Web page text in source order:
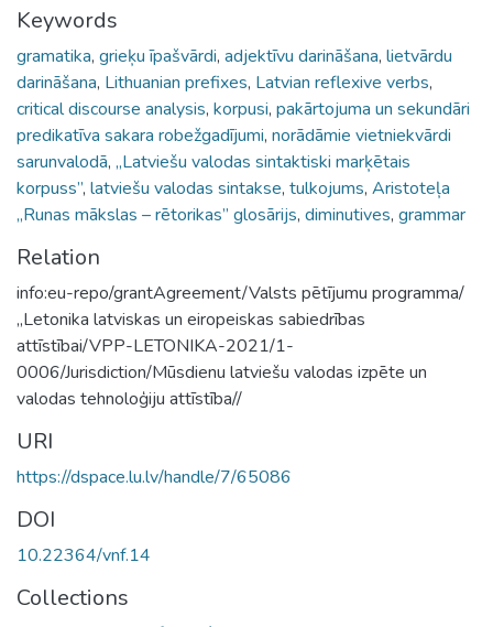
Keywords
gramatika, grieķu īpašvārdi, adjektīvu darināšana, lietvārdu
darināšana, Lithuanian prefixes, Latvian reflexive verbs,
critical discourse analysis, korpusi, pakārtojuma un sekundāri
predikatīva sakara robežgadījumi, norādāmie vietniekvārdi
sarunvalodā, „Latviešu valodas sintaktiski marķētais
korpuss”, latviešu valodas sintakse, tulkojums, Aristoteļa
„Runas mākslas – rētorikas” glosārijs, diminutives, grammar
Relation
info:eu-repo/grantAgreement/Valsts pētījumu programma/
„Letonika latviskas un eiropeiskas sabiedrības
attīstībai/VPP-LETONIKA-2021/1-
0006/Jurisdiction/Mūsdienu latviešu valodas izpēte un
valodas tehnoloģiju attīstība//
URI
https://dspace.lu.lv/handle/7/65086
DOI
10.22364/vnf.14
Collections